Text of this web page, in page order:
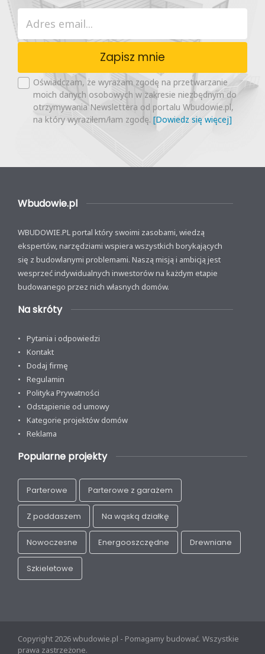
Zapisz mnie
Oświadczam, że wyrażam zgodę na przetwarzanie
moich danych osobowych w zakresie niezbędnym do
otrzymywania Newslettera od portalu Wbudowie.pl,
na który wyraziłem/łam zgodę. [Dowiedz się więcej]
Wbudowie.pl
WBUDOWIE.PL portal który swoimi zasobami, wiedzą
ekspertów, narzędziami wspiera wszystkich borykających
się z budowlanymi problemami. Naszą misją i ambicją jest
wesprzeć indywidualnych inwestorów na każdym etapie
budowanego przez nich własnych domów.
Na skróty
Pytania i odpowiedzi
Kontakt
Dodaj firmę
Regulamin
Polityka Prywatności
Odstąpienie od umowy
Kategorie projektów domów
Reklama
Popularne projekty
Parterowe Parterowe z garażem
Z poddaszem Na wąską działkę
Nowoczesne Energooszczędne Drewniane
Szkieletowe
Copyright 2026 wbudowie.pl - Pomagamy budować. Wszystkie
prawa zastrzeżone.